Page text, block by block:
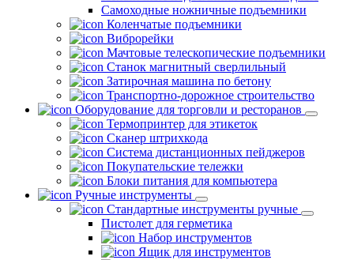
Самоходные ножничные подъемники
Коленчатые подъемники
Виброрейки
Мачтовые телескопические подъемники
Станок магнитный сверлильный
Затирочная машина по бетону
Транспортно-дорожное строительство
Оборудование для торговли и ресторанов
Термопринтер для этикеток
Сканер штрихкода
Система дистанционных пейджеров
Покупательские тележки
Блоки питания для компьютера
Ручные инструменты
Стандартные инструменты ручные
Пистолет для герметика
Набор инструментов
Ящик для инструментов